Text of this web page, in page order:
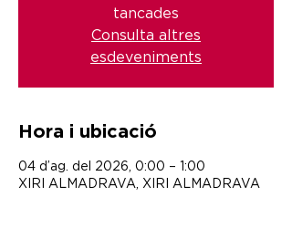
tancades
Consulta altres
esdeveniments
Hora i ubicació
04 d’ag. del 2026, 0:00 – 1:00
XIRI ALMADRAVA, XIRI ALMADRAVA